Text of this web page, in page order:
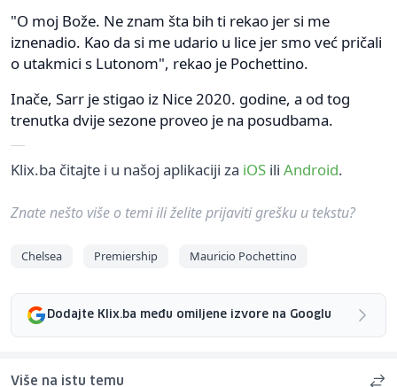
"O moj Bože. Ne znam šta bih ti rekao jer si me
iznenadio. Kao da si me udario u lice jer smo već pričali
o utakmici s Lutonom", rekao je Pochettino.
Inače, Sarr je stigao iz Nice 2020. godine, a od tog
trenutka dvije sezone proveo je na posudbama.
Klix.ba čitajte i u našoj aplikaciji za iOS ili Android.
Znate nešto više o temi ili želite prijaviti grešku u tekstu?
Chelsea Premiership Mauricio Pochettino
Dodajte Klix.ba među omiljene izvore na Googlu
Više na istu temu